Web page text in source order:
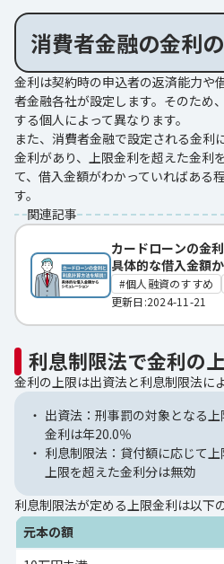
消費者金融の金利
金利は契約時の申込者の返済能力や
者金融各社が設定します。そのため
する個人によって異なります。
また、消費者金融で設定される金利
金利があり、上限金利を超えた金利
て、借入金額がわかっていればある
す。
関連記事
カードローンの金
具体的な借入金額
個人融資のすすめ
更新日:2024-11-21
利息制限法で金利の
金利の上限は出資法と利息制限法に
出資法：刑事罰の対象となる
金利は年20.0％
利息制限法：貸付額に応じて上
上限を超えた金利分は無効
利息制限法が定める上限金利は以下
元本の額